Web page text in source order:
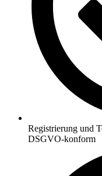
Registrierung und
DSGVO-konform